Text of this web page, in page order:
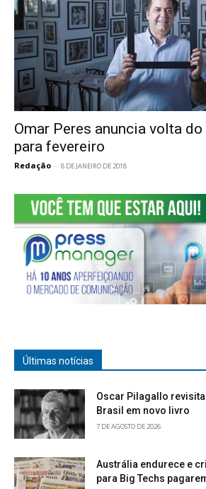
Omar Peres anuncia volta
para fevereiro
Redação - 8 DE JANEIRO DE 2018
Últimas notícias
Oscar Pilagallo
Brasil em novo livro
7 DE AGOSTO DE 2026
Austrália endurece e
para Big Techs